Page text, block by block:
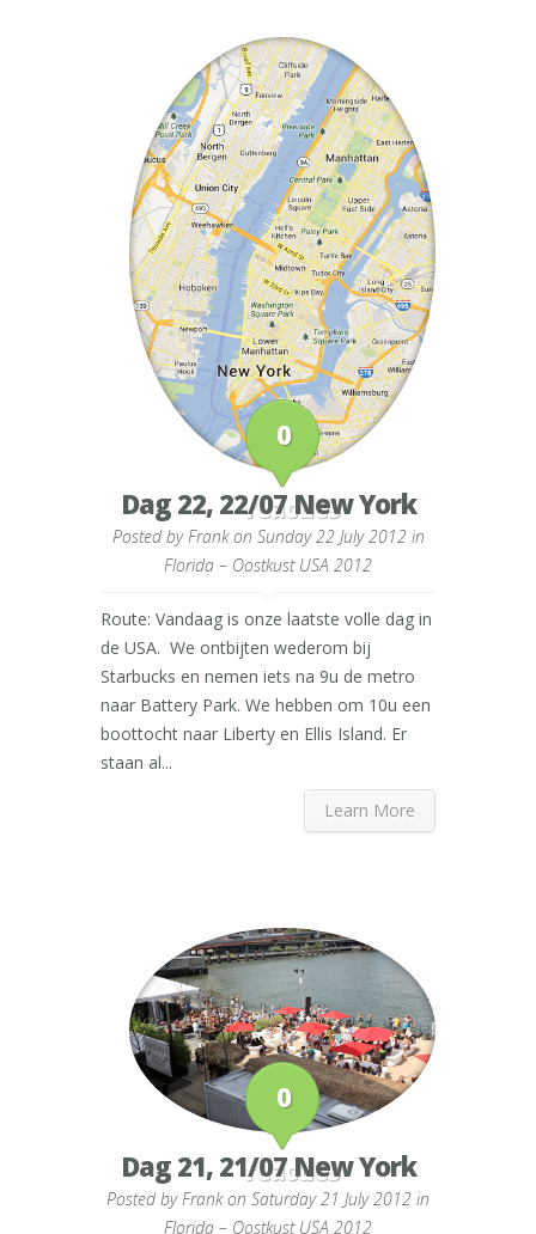
0
reacties
Dag 22, 22/07 New York
Posted byFrankon Sunday 22 July 2012 in
Florida – Oostkust USA 2012
Route: Vandaag is onze laatste volle dag in
de USA. We ontbijten wederom bij
Starbucks en nemen iets na 9u de metro
naar Battery Park. We hebben om 10u een
boottocht naar Liberty en Ellis Island. Er
staan al...
Learn More
0
reacties
Dag 21, 21/07 New York
Posted byFrankon Saturday 21 July 2012 in
Florida – Oostkust USA 2012